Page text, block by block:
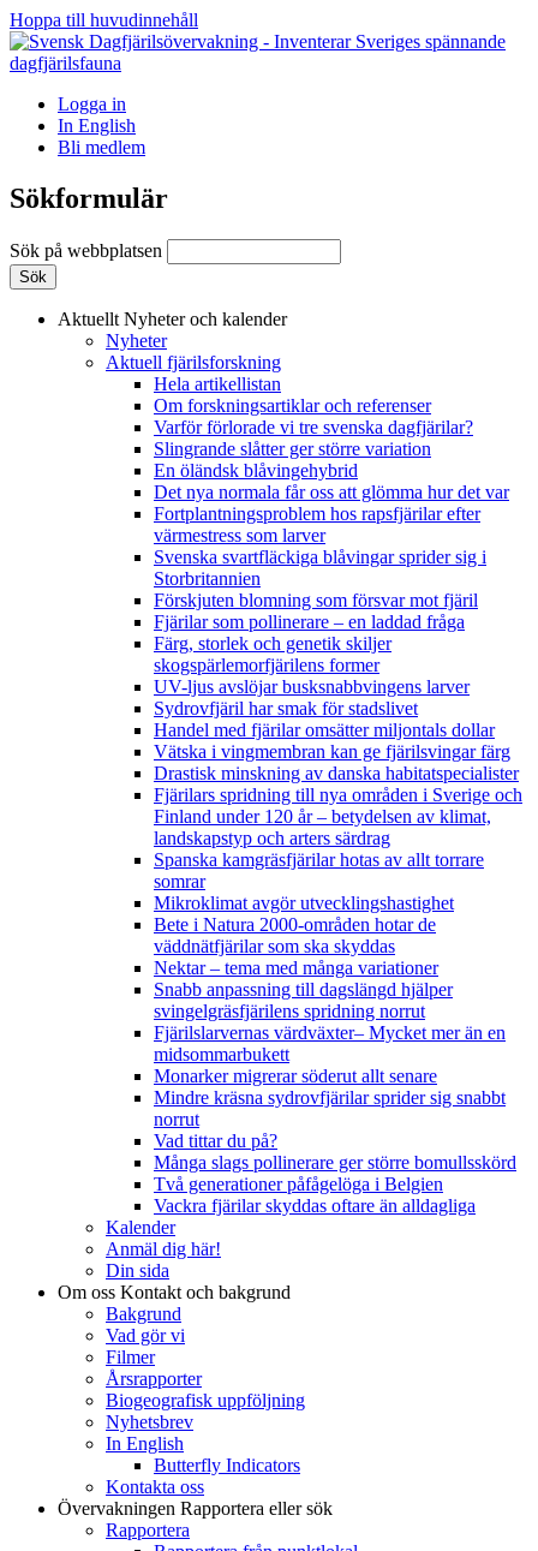
Hoppa till huvudinnehåll
Logga in
In English
Bli medlem
Sökformulär
Sök på webbplatsen
Aktuellt Nyheter och kalender
Nyheter
Aktuell fjärilsforskning
Hela artikellistan
Om forskningsartiklar och referenser
Varför förlorade vi tre svenska dagfjärilar?
Slingrande slåtter ger större variation
En öländsk blåvingehybrid
Det nya normala får oss att glömma hur det var
Fortplantningsproblem hos rapsfjärilar efter
värmestress som larver
Svenska svartfläckiga blåvingar sprider sig i
Storbritannien
Förskjuten blomning som försvar mot fjäril
Fjärilar som pollinerare – en laddad fråga
Färg, storlek och genetik skiljer
skogspärlemorfjärilens former
UV-ljus avslöjar busksnabbvingens larver
Sydrovfjäril har smak för stadslivet
Handel med fjärilar omsätter miljontals dollar
Vätska i vingmembran kan ge fjärilsvingar färg
Drastisk minskning av danska habitatspecialister
Fjärilars spridning till nya områden i Sverige och
Finland under 120 år– betydelsen av klimat,
landskapstyp och arters särdrag
Spanska kamgräsfjärilar hotas av allt torrare
somrar
Mikroklimat avgör utvecklingshastighet
Bete i Natura 2000-områden hotar de
väddnätfjärilar som ska skyddas
Nektar – tema med många variationer
Snabb anpassning till dagslängd hjälper
svingelgräsfjärilens spridning norrut
Fjärilslarvernas värdväxter– Mycket mer än en
midsommarbukett
Monarker migrerar söderut allt senare
Mindre kräsna sydrovfjärilar sprider sig snabbt
norrut
Vad tittar du på?
Många slags pollinerare ger större bomullsskörd
Två generationer påfågelöga i Belgien
Vackra fjärilar skyddas oftare än alldagliga
Kalender
Anmäl dig här!
Din sida
Om oss Kontakt och bakgrund
Bakgrund
Vad gör vi
Filmer
Årsrapporter
Biogeografisk uppföljning
Nyhetsbrev
In English
Butterfly Indicators
Kontakta oss
Övervakningen Rapportera eller sök
Rapportera